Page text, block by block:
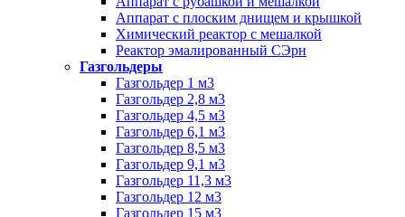
Аппарат с плоским днищем и крышкой
Химический реактор с мешалкой
Реактор эмалированный СЭрн
Газгольдеры
Газгольдер 1 м3
Газгольдер 2,8 м3
Газгольдер 4,5 м3
Газгольдер 6,1 м3
Газгольдер 8,5 м3
Газгольдер 9,1 м3
Газгольдер 11,3 м3
Газгольдер 12 м3
Газгольдер 15 м3